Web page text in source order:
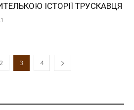
ІСТОРІЇ ТРУСКАВЦЯ
2 3 4